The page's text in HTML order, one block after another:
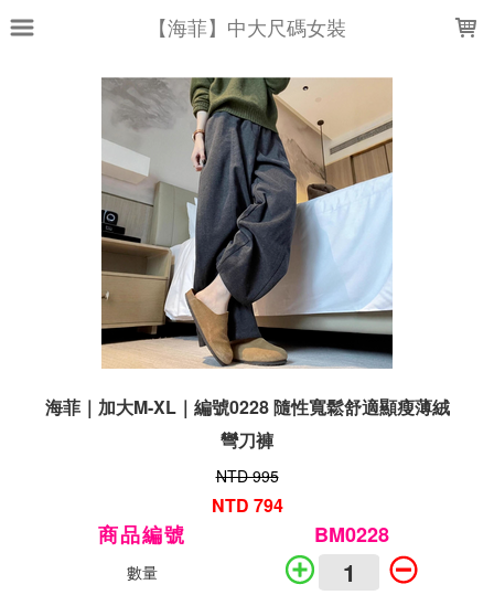
【海菲】中大尺碼女裝
海菲｜加大M-XL｜編號0228 隨性寬鬆舒適顯瘦薄絨
彎刀褲
NTD 995
NTD 794
商品編號 BM0228
數量